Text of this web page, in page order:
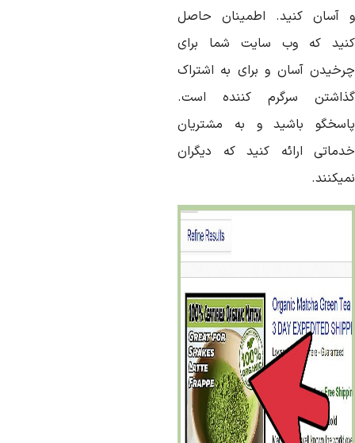
آسان کنید. اطمینان حاصل
که وب سایت شما برای
آسان و برای به اشتراک
سرگرم کننده است.
باشید و به مشتریان
ارائه کنید که دیگران